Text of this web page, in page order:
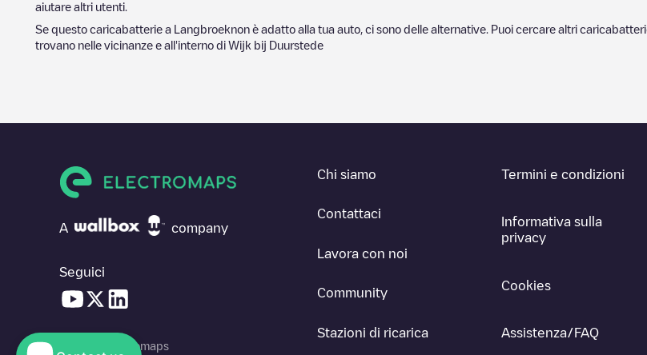
aiutare altri utenti.
Se questo caricabatterie a
Langbroeknon è adatto alla tua auto, ci sono delle alternative. Puoi cercare altri
trovano nelle vicinanze e all'interno di Wijk bij Duurstede
A company
Seguici
© 2026 Electromaps
Chi siamo
Contattaci
Lavora con noi
Community
Stazioni di ricarica
Termini e condizioni
Informativa sulla
privacy
Cookies
Assistenza/FAQ